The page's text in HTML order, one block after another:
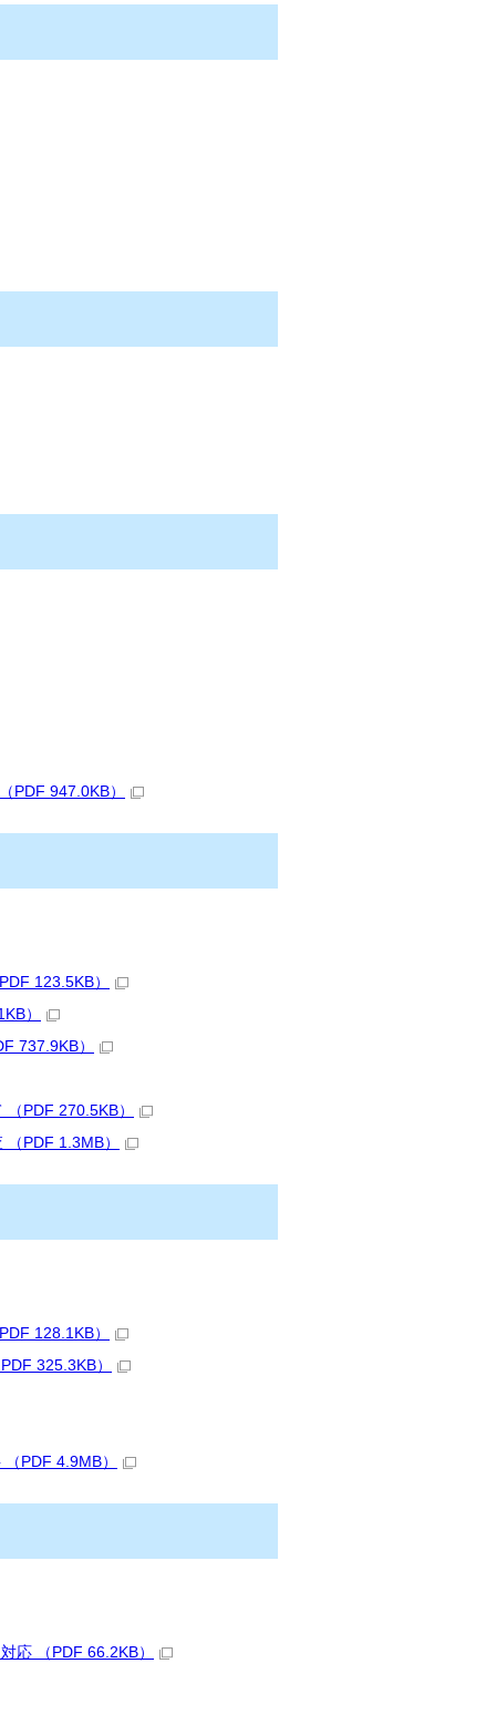
PDF 947.0KB）
123.5KB）
）
737.9KB）
PDF 270.5KB）
PDF 1.3MB）
128.1KB）
325.3KB）
PDF 4.9MB）
応 （PDF 66.2KB）